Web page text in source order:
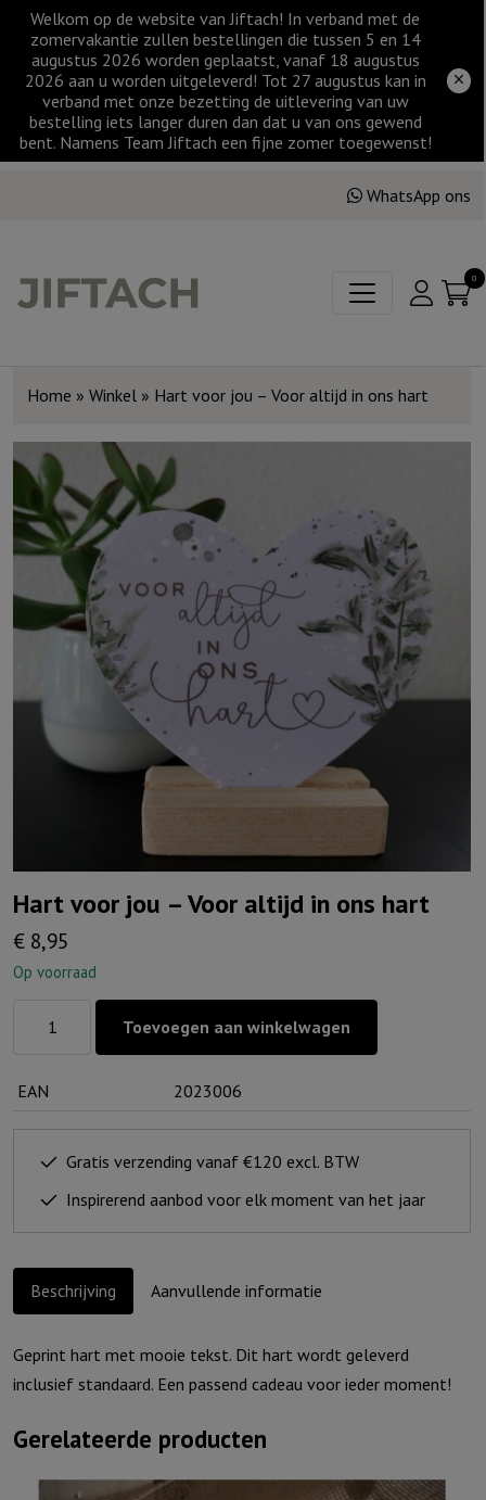
Welkom op de website van Jiftach! In verband met de
zomervakantie zullen bestellingen die tussen 5 en 14
augustus 2026 worden geplaatst, vanaf 18 augustus
2026 aan u worden uitgeleverd! Tot 27 augustus kan in
verband met onze bezetting de uitlevering van uw
bestelling iets langer duren dan dat u van ons gewend
bent. Namens Team Jiftach een fijne zomer toegewenst!
WhatsApp ons
0
Home » Winkel » Hart voor jou – Voor altijd in ons hart
Hart voor jou – Voor altijd in ons hart
€ 8,95
Op voorraad
Voor
altijd
aantal
Toevoegen aan winkelwagen
EAN 2023006
Gratis verzending vanaf €120 excl. BTW
Inspirerend aanbod voor elk moment van het jaar
Beschrijving Aanvullende informatie
Geprint hart met mooie tekst. Dit hart wordt geleverd
inclusief standaard. Een passend cadeau voor ieder moment!
Gerelateerde producten